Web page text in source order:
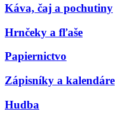
Káva, čaj a pochutiny
Hrnčeky a fľaše
Papiernictvo
Zápisníky a kalendáre
Hudba